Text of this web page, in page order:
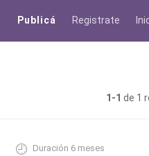
Publicá Registrate
1-1 de 1
Duración 6 meses